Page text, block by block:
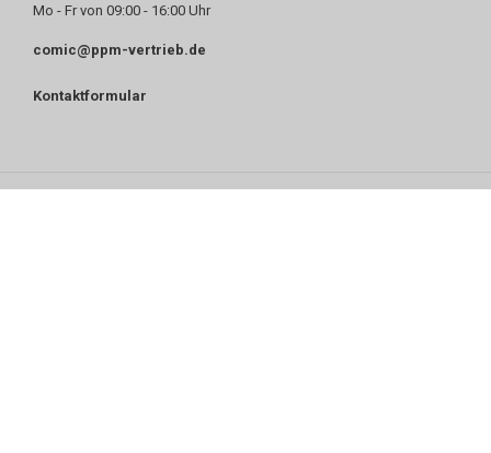
Mo - Fr von 09:00 - 16:00 Uhr
comic@ppm-vertrieb.de
Kontaktformular